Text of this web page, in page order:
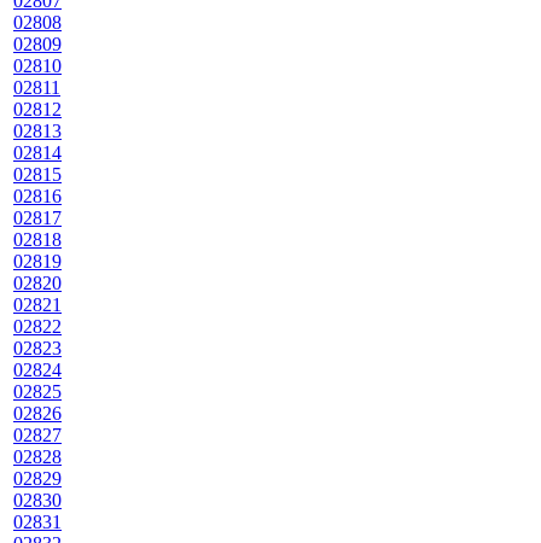
02808
02809
02810
02811
02812
02813
02814
02815
02816
02817
02818
02819
02820
02821
02822
02823
02824
02825
02826
02827
02828
02829
02830
02831